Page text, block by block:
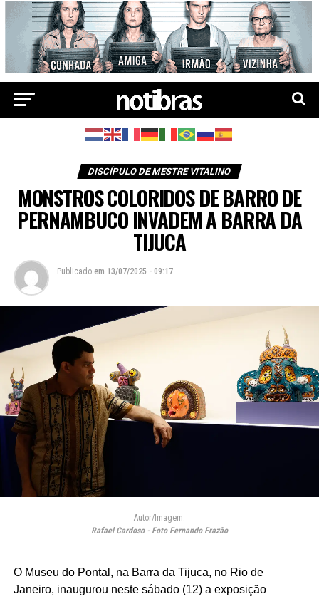
DISCÍPULO DE MESTRE VITALINO
MONSTROS COLORIDOS DE BARRO DE
PERNAMBUCO INVADEM A BARRA DA
TIJUCA
Publicado em 13/07/2025 - 09:17
Autor/Imagem:
Rafael Cardoso - Foto Fernando Frazão
O Museu do Pontal, na Barra da Tijuca, no Rio de
Janeiro, inaugurou neste sábado (12) a exposição